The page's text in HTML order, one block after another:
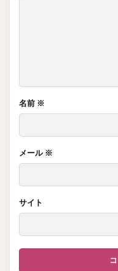
名前 ※
メール ※
サイト